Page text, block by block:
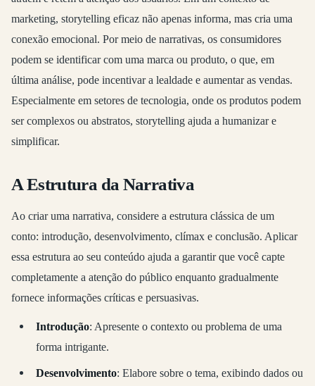
marketing, storytelling eficaz não apenas informa, mas cria uma
conexão emocional. Por meio de narrativas, os consumidores
podem se identificar com uma marca ou produto, o que, em
última análise, pode incentivar a lealdade e aumentar as vendas.
Especialmente em setores de tecnologia, onde os produtos podem
ser complexos ou abstratos, storytelling ajuda a humanizar e
simplificar.
A Estrutura da Narrativa
Ao criar uma narrativa, considere a estrutura clássica de um
conto: introdução, desenvolvimento, clímax e conclusão. Aplicar
essa estrutura ao seu conteúdo ajuda a garantir que você capte
completamente a atenção do público enquanto gradualmente
fornece informações críticas e persuasivas.
Introdução: Apresente o contexto ou problema de uma
forma intrigante.
Desenvolvimento: Elabore sobre o tema, exibindo dados ou